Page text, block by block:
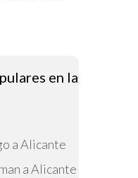
en la
a Alicante
a Alicante